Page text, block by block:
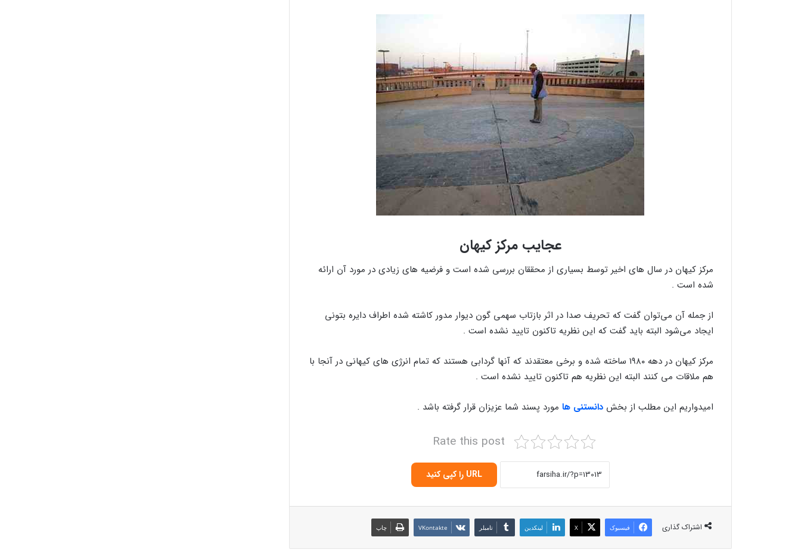
عجایب مرکز کیهان
مرکز کیهان در سال های اخیر توسط بسیاری از محققان بررسی شده است و فرضیه های زیادی در مورد آن ارائه
شده است .
از جمله آن می‌توان گفت که تحریف صدا در اثر بازتاب سهمی گون دیوار مدور کاشته شده اطراف دایره بتونی
ایجاد می‌شود البته باید گفت که این نظریه تاکنون تایید نشده است .
مرکز کیهان در دهه ۱۹۸۰ ساخته شده و برخی معتقدند که آنها گردابی هستند که تمام انرژی های کیهانی در آنجا با
هم ملاقات می کنند البته این نظریه هم تاکنون تایید نشده است .
امیدواریم این مطلب از بخش دانستنی هامورد پسند شما عزیزان قرار گرفته باشد .
Rate this post
URL را کپی کنید
اشتراک گذاری فیسبوک X لینکدین ‫تامبلر ‫VKontakte چاپ